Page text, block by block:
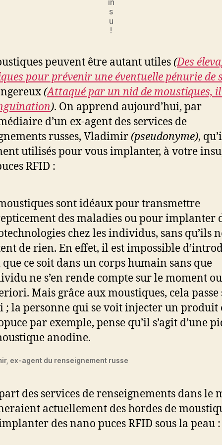
s
u
!
peuvent être autant utiles (Des
pour prévenir une éventuelle pénurie de
(Attaqué par un nid de moustiques,
). On apprend aujourd’hui, par
d’un ex-agent des services de
russes, Vladimir (pseudonyme),
utilisés pour vous implanter, à votre
RFID :
sont idéaux pour transmettre
des maladies ou pour implanter
chez les individus, sans qu’ils
de rien. En effet, il est impossible
ce soit dans un corps humain sans que
ne s’en rende compte sur le moment
Mais grâce aux moustiques, cela passe
; la personne qui se voit injecter un produit
par exemple, pense qu’il s’agit d’une
anodine.
ex-agent du renseignement russe
des services de renseignements dans le
actuellement des hordes de
des nano puces RFID sous la peau :